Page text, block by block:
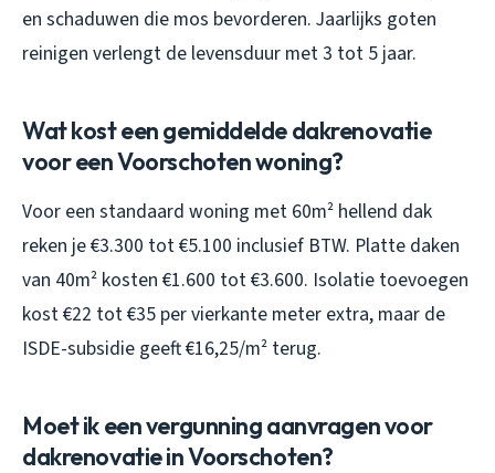
en schaduwen die mos bevorderen. Jaarlijks goten
reinigen verlengt de levensduur met 3 tot 5 jaar.
Wat kost een gemiddelde dakrenovatie
voor een Voorschoten woning?
Voor een standaard woning met 60m² hellend dak
reken je €3.300 tot €5.100 inclusief BTW. Platte daken
van 40m² kosten €1.600 tot €3.600. Isolatie toevoegen
kost €22 tot €35 per vierkante meter extra, maar de
ISDE-subsidie geeft €16,25/m² terug.
Moet ik een vergunning aanvragen voor
dakrenovatie in Voorschoten?